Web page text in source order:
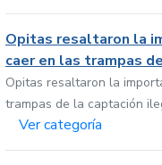
Opitas resaltaron la
caer en las trampas
Opitas resaltaron la
trampas de la captación
Ver categoría